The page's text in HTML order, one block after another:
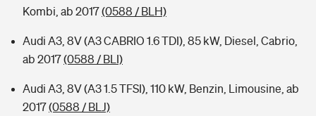
Kombi, ab 2017(0588 / BLH)
Audi A3, 8V (A3 CABRIO 1.6 TDI), 85 kW, Diesel, Cabrio,
ab 2017(0588 / BLI)
Audi A3, 8V (A3 1.5 TFSI), 110 kW, Benzin, Limousine, ab
2017(0588 / BLJ)